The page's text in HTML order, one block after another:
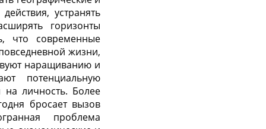
устранять
горизонты
что современные
жизни,
наращиванию и
потенциальную
на личность. Более
бросает вызов
проблема